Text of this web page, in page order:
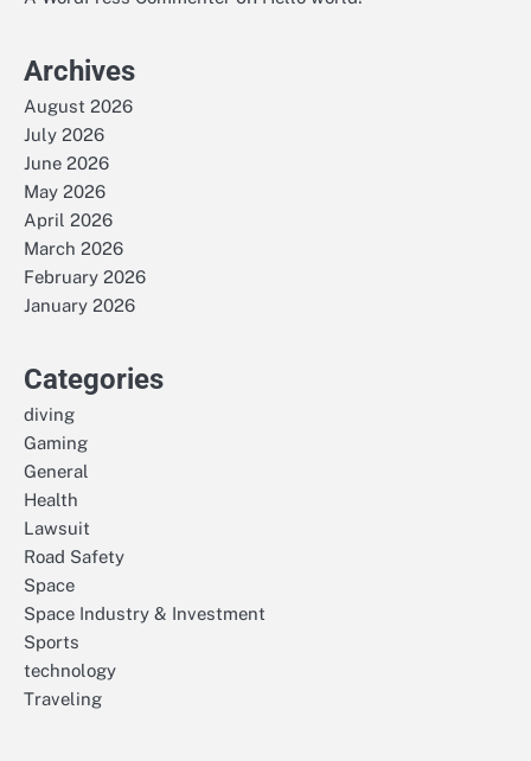
Archives
August 2026
July 2026
June 2026
May 2026
April 2026
March 2026
February 2026
January 2026
Categories
diving
Gaming
General
Health
Lawsuit
Road Safety
Space
Space Industry & Investment
Sports
technology
Traveling